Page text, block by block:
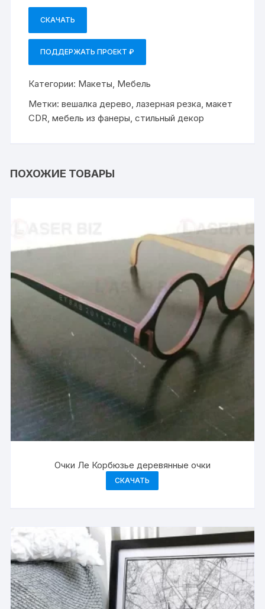
СКАЧАТЬ
ПОДДЕРЖАТЬ ПРОЕКТ ₽
Категории: Макеты Мебель
Метки:вешалка дерево ,лазерная резка ,макет
CDR ,мебель из фанеры ,стильный декор
ПОХОЖИЕ ТОВАРЫ
Очки Ле Корбюзье деревянные очки
СКАЧАТЬ